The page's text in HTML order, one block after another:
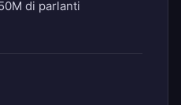
di parlanti